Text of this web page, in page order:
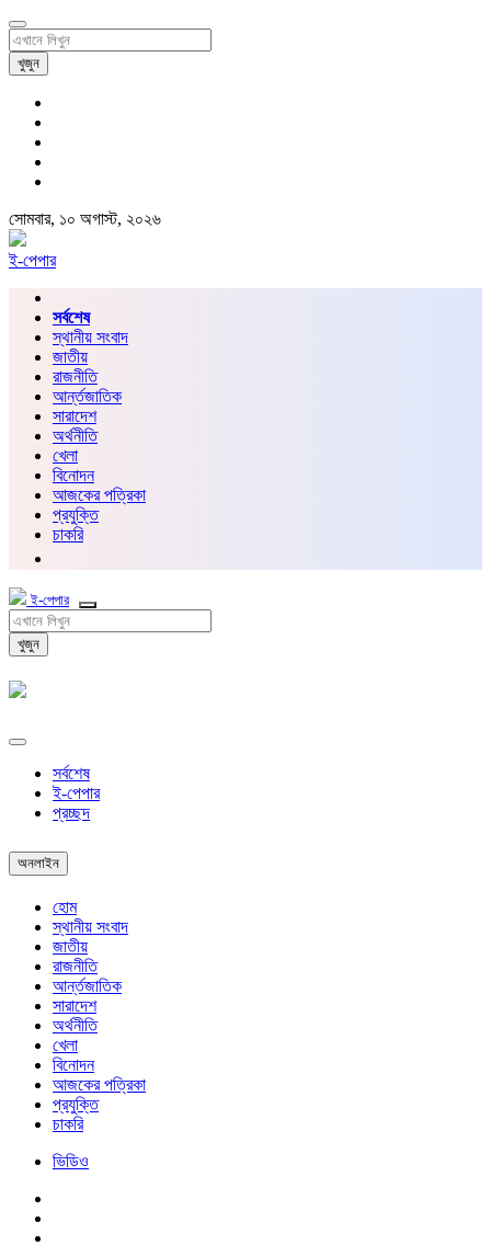
খুজুন
সোমবার, ১০ অগাস্ট, ২০২৬
ই-পেপার
সর্বশেষ
স্থানীয় সংবাদ
জাতীয়
রাজনীতি
আর্ন্তজাতিক
সারাদেশ
অর্থনীতি
খেলা
বিনোদন
আজকের পত্রিকা
প্রযুক্তি
চাকরি
ই-পেপার
খুজুন
সর্বশেষ
ই-পেপার
প্রচ্ছদ
অনলাইন
হোম
স্থানীয় সংবাদ
জাতীয়
রাজনীতি
আর্ন্তজাতিক
সারাদেশ
অর্থনীতি
খেলা
বিনোদন
আজকের পত্রিকা
প্রযুক্তি
চাকরি
ভিডিও